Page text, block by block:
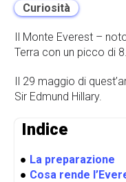
Curiosità
Il Monte Everest –
Terra con un picco di
Il 29 maggio di
Sir Edmund Hillary.
Indice
● La preparazione
● Cosa rende